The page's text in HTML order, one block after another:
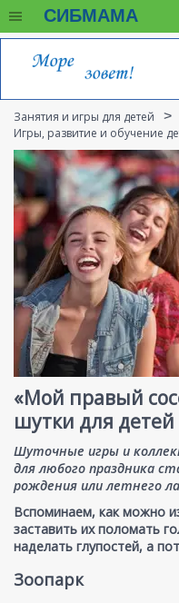
СИБМАМА
Занятия и игры для детей
Игры, развитие и обучение
«Мой правый
шутки для детей
Шуточные игры и
для любого праздника
рождения или летнего
Вспоминаем, как можно
заставить их поломать
наделать глупостей, а
Зоопарк